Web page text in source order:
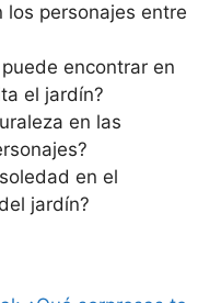
los personajes entre
encontrar en
el jardín?
en las
en el
jardín?